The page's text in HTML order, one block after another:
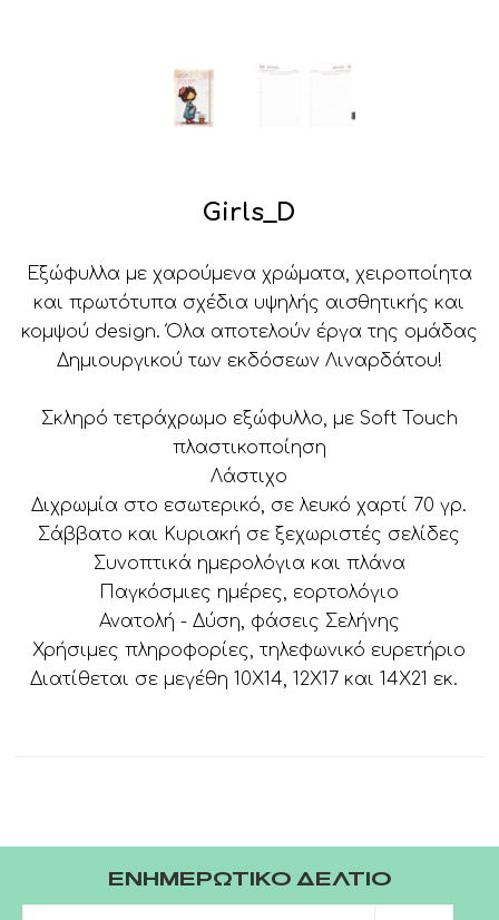
Girls_D
Εξώφυλλα με χαρούμενα χρώματα, χειροποίητα
και πρωτότυπα σχέδια υψηλής αισθητικής και
κομψού design. Όλα αποτελούν έργα της ομάδας
Δημιουργικού των εκδόσεων Λιναρδάτου!
Σκληρό τετράχρωμο εξώφυλλο, με Soft Touch
πλαστικοποίηση
Λάστιχο
Διχρωμία στο εσωτερικό, σε λευκό χαρτί 70 γρ.
Σάββατο και Κυριακή σε ξεχωριστές σελίδες
Συνοπτικά ημερολόγια και πλάνα
Παγκόσμιες ημέρες, εορτολόγιο
Ανατολή - Δύση, φάσεις Σελήνης
Χρήσιμες πληροφορίες, τηλεφωνικό ευρετήριο
Διατίθεται σε μεγέθη 10Χ14, 12Χ17 και 14Χ21 εκ.
ΕΝΗΜΕΡΩΤΙΚΟ ΔΕΛΤΙΟ